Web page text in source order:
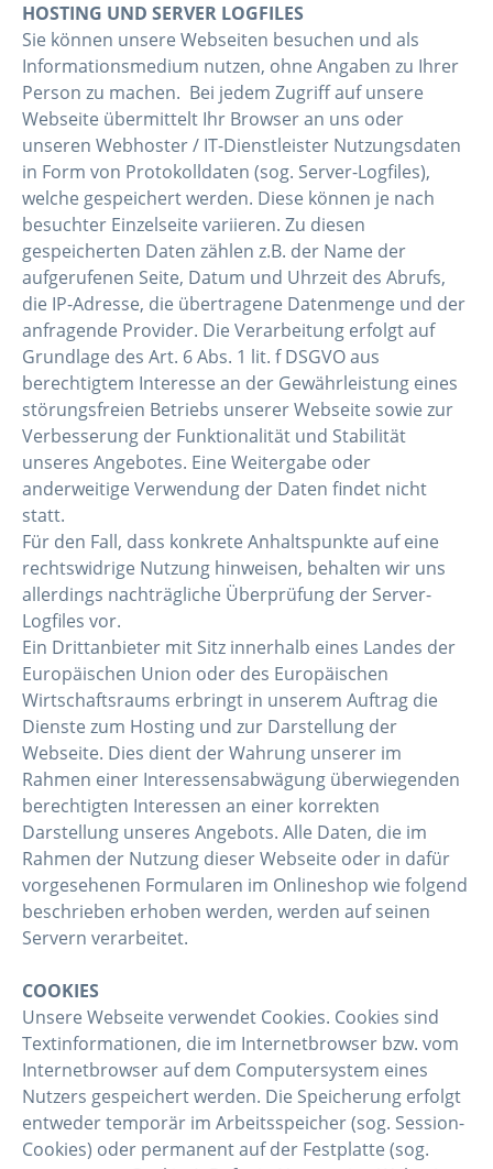
HOSTING UND SERVER LOGFILES
Sie können unsere Webseiten besuchen und als
Informationsmedium nutzen, ohne Angaben zu Ihrer
Person zu machen. Bei jedem Zugriff auf unsere
Webseite übermittelt Ihr Browser an uns oder
unseren Webhoster / IT-Dienstleister Nutzungsdaten
in Form von Protokolldaten (sog. Server-Logfiles),
welche gespeichert werden. Diese können je nach
besuchter Einzelseite variieren. Zu diesen
gespeicherten Daten zählen z.B. der Name der
aufgerufenen Seite, Datum und Uhrzeit des Abrufs,
die IP-Adresse, die übertragene Datenmenge und der
anfragende Provider. Die Verarbeitung erfolgt auf
Grundlage des Art. 6 Abs. 1 lit. f DSGVO aus
berechtigtem Interesse an der Gewährleistung eines
störungsfreien Betriebs unserer Webseite sowie zur
Verbesserung der Funktionalität und Stabilität
unseres Angebotes. Eine Weitergabe oder
anderweitige Verwendung der Daten findet nicht
statt.
Für den Fall, dass konkrete Anhaltspunkte auf eine
rechtswidrige Nutzung hinweisen, behalten wir uns
allerdings nachträgliche Überprüfung der Server-
Logfiles vor.
Ein Drittanbieter mit Sitz innerhalb eines Landes der
Europäischen Union oder des Europäischen
Wirtschaftsraums erbringt in unserem Auftrag die
Dienste zum Hosting und zur Darstellung der
Webseite. Dies dient der Wahrung unserer im
Rahmen einer Interessensabwägung überwiegenden
berechtigten Interessen an einer korrekten
Darstellung unseres Angebots. Alle Daten, die im
Rahmen der Nutzung dieser Webseite oder in dafür
vorgesehenen Formularen im Onlineshop wie folgend
beschrieben erhoben werden, werden auf seinen
Servern verarbeitet.
COOKIES
Unsere Webseite verwendet Cookies. Cookies sind
Textinformationen, die im Internetbrowser bzw. vom
Internetbrowser auf dem Computersystem eines
Nutzers gespeichert werden. Die Speicherung erfolgt
entweder temporär im Arbeitsspeicher (sog. Session-
Cookies) oder permanent auf der Festplatte (sog.